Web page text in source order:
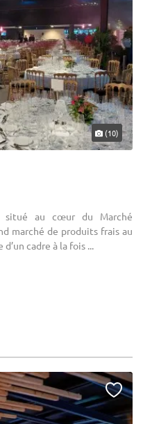
(10)
situé au cœur du Marché
marché de produits frais au
cadre à la fois ...